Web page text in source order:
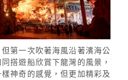
第一次吹著海風沿著濱海公
搭遊船欣賞下龍灣的風景，
神奇的感覺，但更加精彩及